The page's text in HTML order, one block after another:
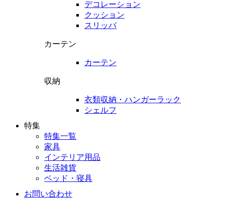
デコレーション
クッション
スリッパ
カーテン
カーテン
収納
衣類収納・ハンガーラック
シェルフ
特集
特集一覧
家具
インテリア用品
生活雑貨
ベッド・寝具
お問い合わせ